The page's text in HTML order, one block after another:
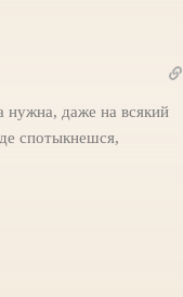
нужна, даже на всякий
спотыкнешся,